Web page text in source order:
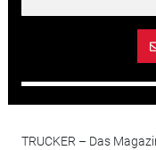
TRUCKER – Das